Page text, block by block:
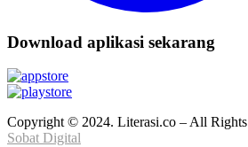
Download aplikasi sekarang
Copyright © 2024. Literasi.co – All Rights
Sobat Digital